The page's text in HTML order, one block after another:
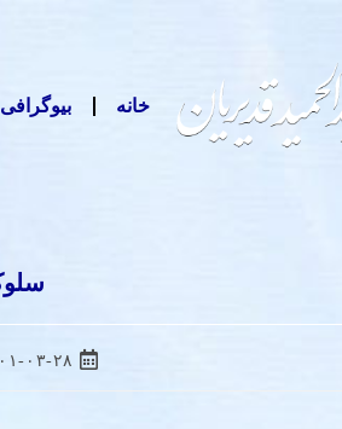
خانه بیوگرافی
۱۴۰۱-